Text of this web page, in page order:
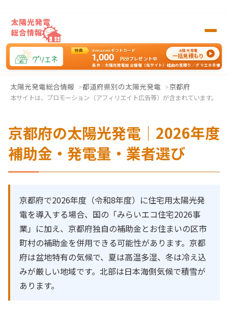
特典 Amazonギフトカード
1,000 円分プレゼント中
条件：太陽光発電総合情報（当サイト）経由の見積り／グリエネ主催
太陽光発電
一括見積もり
太陽光発電総合情報 都道府県別の太陽光発電 京都府
本サイトは、プロモーション（アフィリエイト広告等）が含まれています。
京都府の太陽光発電｜2026年度
補助金・発電量・業者選び
京都府で2026年度（令和8年度）に住宅用太陽光発
電を導入する場合、国の「みらいエコ住宅2026事
業」に加え、京都府独自の補助金とお住まいの区市
町村の補助金を併用できる可能性があります。京都
府は盆地特有の気候で、夏は高温多湿、冬は冷え込
みが厳しい地域です。北部は日本海側気候で積雪が
あります。